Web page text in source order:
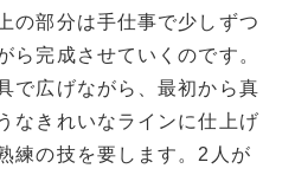
の部分は手仕事で少しずつ
ら完成させていくのです。
で広げながら、最初から真
なきれいなラインに仕上げ
練の技を要します。2人が